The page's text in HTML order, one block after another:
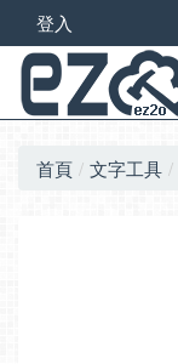
登入
首頁 文字工具